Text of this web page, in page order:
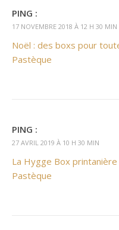
PING :
17 NOVEMBRE 2018 À 12 H 30 MIN
Noël : des boxs pour
Pastèque
PING :
27 AVRIL 2019 À 10 H 30 MIN
La Hygge Box
Pastèque